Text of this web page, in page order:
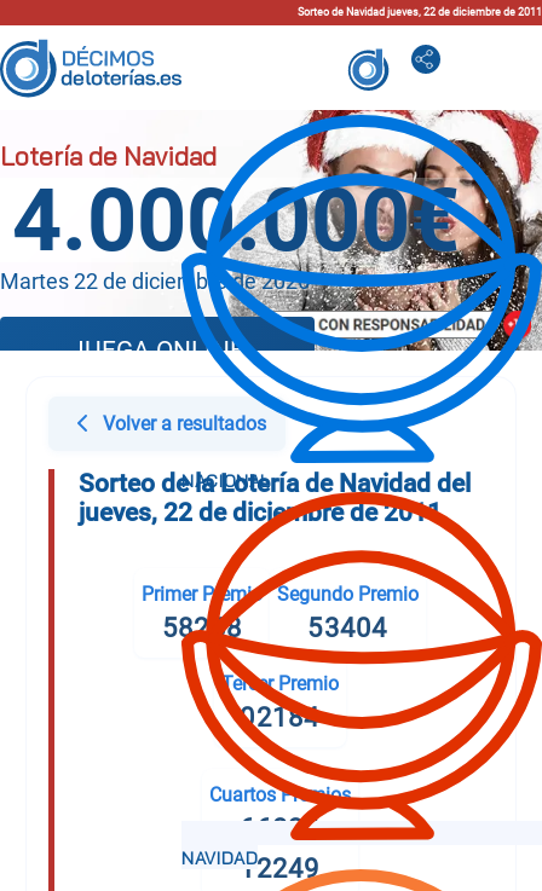
Sorteo de Navidad jueves, 22 de diciembre de 2011
Volver a resultados
Sorteo de la Lotería de Navidad del
jueves, 22 de diciembre de 2011
Primer Premio
58268
Segundo Premio
53404
Tercer Premio
02184
Cuartos Premios
66832
12249
4.000.000€
Martes 22 de diciembre de 2026
JUEGA ONLINE